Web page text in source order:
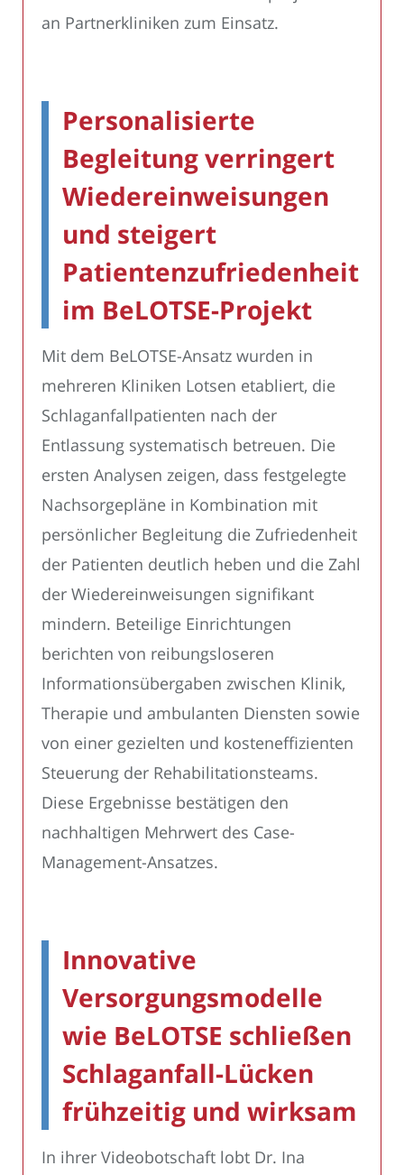
an Partnerkliniken zum Einsatz.
Personalisierte
Begleitung verringert
Wiedereinweisungen
und steigert
Patientenzufriedenheit
im BeLOTSE-Projekt
Mit dem BeLOTSE-Ansatz wurden in
mehreren Kliniken Lotsen etabliert, die
Schlaganfallpatienten nach der
Entlassung systematisch betreuen. Die
ersten Analysen zeigen, dass festgelegte
Nachsorgepläne in Kombination mit
persönlicher Begleitung die Zufriedenheit
der Patienten deutlich heben und die Zahl
der Wiedereinweisungen signifikant
mindern. Beteilige Einrichtungen
berichten von reibungsloseren
Informationsübergaben zwischen Klinik,
Therapie und ambulanten Diensten sowie
von einer gezielten und kosteneffizienten
Steuerung der Rehabilitationsteams.
Diese Ergebnisse bestätigen den
nachhaltigen Mehrwert des Case-
Management-Ansatzes.
Innovative
Versorgungsmodelle
wie BeLOTSE schließen
Schlaganfall-Lücken
frühzeitig und wirksam
In ihrer Videobotschaft lobt Dr. Ina